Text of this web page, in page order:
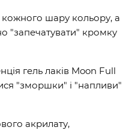
шару кольору, а
"запечатувати" кромку
гель лаків Moon Full
"зморшки" і "напливи"
акрилату,